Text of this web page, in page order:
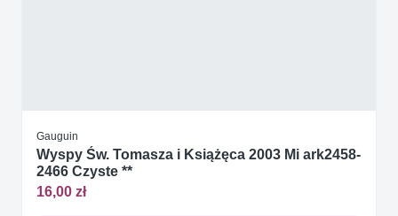
Gauguin
Wyspy Św. Tomasza i Książęca 2003 Mi ark2458-
2466 Czyste **
16,00 zł